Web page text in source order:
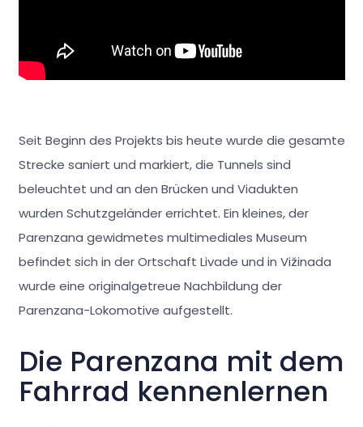
Seit Beginn des Projekts bis heute wurde die gesamte
Strecke saniert und markiert, die Tunnels sind
beleuchtet und an den Brücken und Viadukten
wurden Schutzgeländer errichtet. Ein kleines, der
Parenzana gewidmetes multimediales Museum
befindet sich in der Ortschaft Livade und in Vižinada
wurde eine originalgetreue Nachbildung der
Parenzana-Lokomotive aufgestellt.
Die Parenzana mit dem
Fahrrad kennenlernen